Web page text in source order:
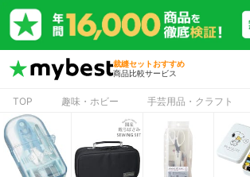
裁縫セットおすすめ
商品比較サービス
TOP 趣味・ホビー 手芸用品・クラフト